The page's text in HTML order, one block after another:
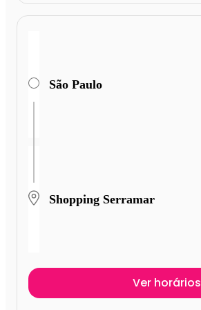
São Paulo
Shopping Serramar
Ver horários